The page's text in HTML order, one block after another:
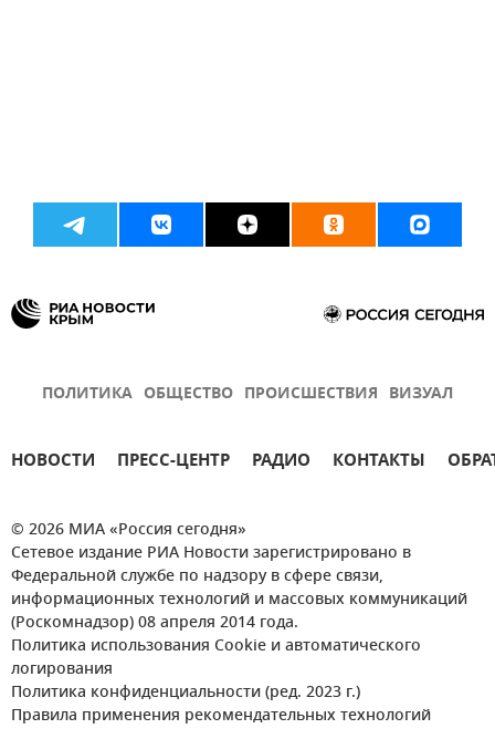
ПОЛИТИКА ОБЩЕСТВО ПРОИСШЕСТВИЯ ВИЗУАЛ
НОВОСТИ ПРЕСС-ЦЕНТР РАДИО КОНТАКТЫ
© 2026 МИА «Россия сегодня»
Сетевое издание РИА Новости зарегистрировано в
Федеральной службе по надзору в сфере связи,
информационных технологий и массовых коммуникаций
(Роскомнадзор) 08 апреля 2014 года.
Политика использования Cookie и автоматического
логирования
Политика конфиденциальности (ред. 2023 г.)
Правила применения рекомендательных технологий